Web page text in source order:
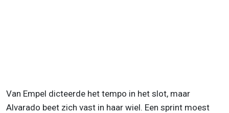
Van Empel dicteerde het tempo in het slot, maar
Alvarado beet zich vast in haar wiel. Een sprint moest